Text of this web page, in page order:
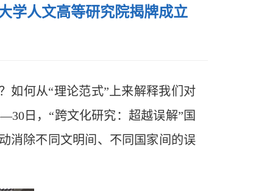
学人文高等研究院揭牌成立
如何从“理论范式”上来解释我们对
日，“跨文化研究：超越误解”国
消除不同文明间、不同国家间的误